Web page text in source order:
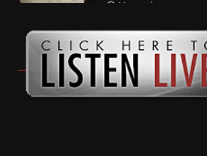
11 months ago